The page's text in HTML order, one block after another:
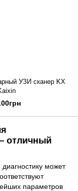
УЗИ сканер KX
отличный
может
параметров